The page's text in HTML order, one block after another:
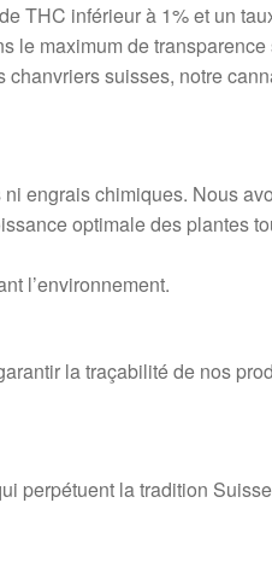
THC inférieur à 1% et un
le maximum de transparence
suisses, notre
engrais chimiques. Nous
optimale des plantes
l’environnement.
la traçabilité de nos
perpétuent la tradition